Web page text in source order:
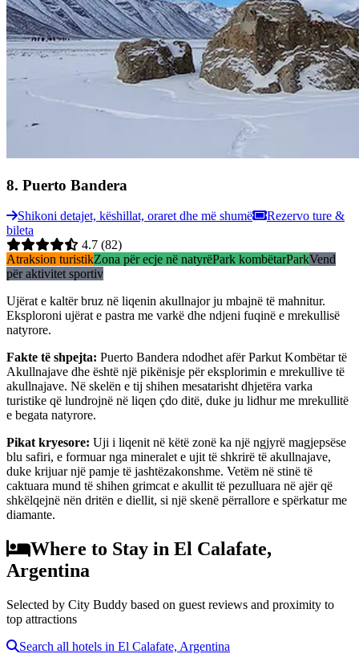
8. Puerto Bandera
Shikoni detajet, këshillat, oraret dhe më shumë
Rezervo ture &
bileta
4.7 (82)
Atraksion turistikZona për ecje në natyrëPark kombëtarParkVend
për aktivitet sportiv
Ujërat e kaltër bruz në liqenin akullnajor ju mbajnë të mahnitur.
Eksploroni ujërat e pastra me varkë dhe ndjeni fuqinë e mrekullisë
natyrore.
Fakte të shpejta: Puerto Bandera ndodhet afër Parkut Kombëtar të
Akullnajave dhe është një pikënisje për eksplorimin e mrekullive të
akullnajave. Në skelën e tij shihen mesatarisht dhjetëra varka
turistike që lundrojnë në liqen çdo ditë, duke ju lidhur me mrekullitë
e begata natyrore.
Pikat kryesore: Uji i liqenit në këtë zonë ka një ngjyrë magjepsëse
blu safiri, e formuar nga mineralet e ujit të shkrirë të akullnajave,
duke krijuar një pamje të jashtëzakonshme. Vetëm në stinë të
caktuara mund të shihen grimcat e akullit të pezulluara në ajër që
shkëlqejnë nën dritën e diellit, si një skenë përrallore e spërkatur me
diamante.
Where to Stay in El Calafate,
Argentina
Selected by City Buddy based on guest reviews and proximity to
top attractions
Search all hotels in El Calafate, Argentina